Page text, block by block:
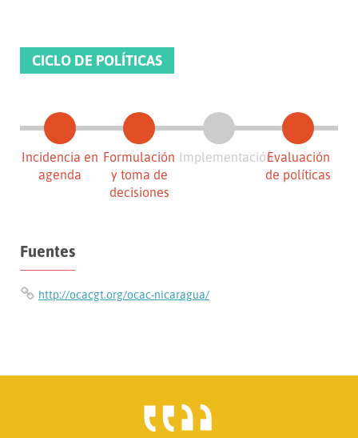
CICLO DE POLÍTICAS
Incidencia en
agenda
Formulación
y toma de
decisiones
ImplementaciónEvaluación
de políticas
Fuentes
http://ocacgt.org/ocac-nicaragua/